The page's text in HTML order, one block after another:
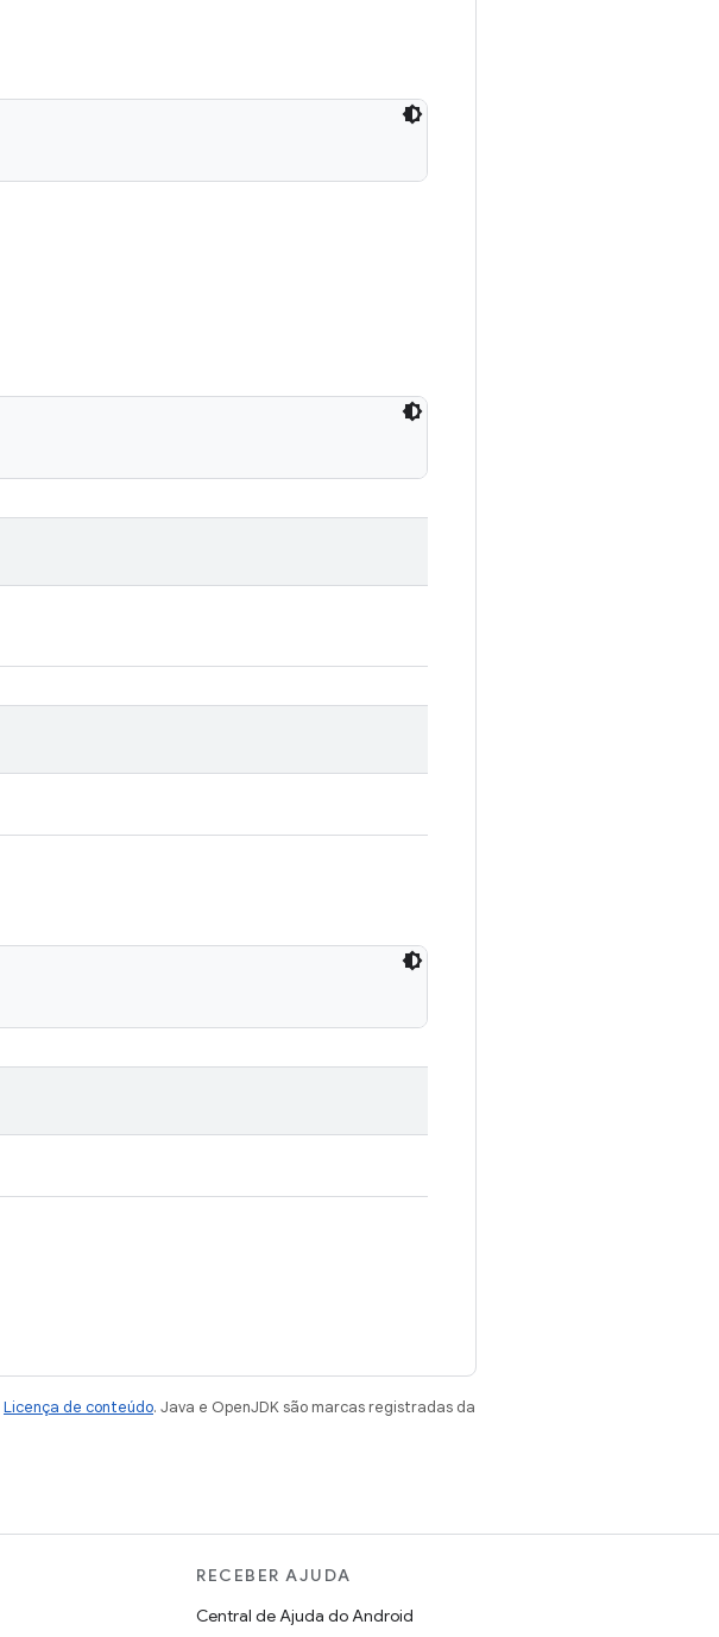
Licença de conteúdo. Java e OpenJDK são marcas registradas da
RECEBER AJUDA
Central de Ajuda do Android